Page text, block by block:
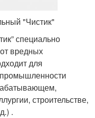
"Чистик"
специально
вредных
для
строительстве,
.